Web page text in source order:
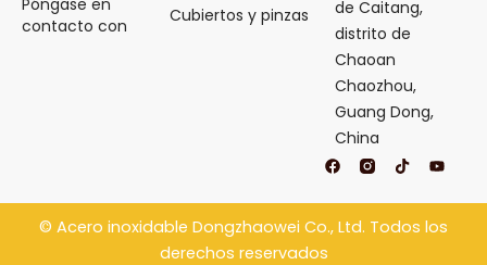
Póngase en
contacto con
Cubiertos y pinzas
de Caitang,
distrito de
Chaoan
Chaozhou,
Guang Dong,
China
F
a
e
b
o
T
i
t
o
k
Y
o
t
u
b
© Acero inoxidable Dongzhaowei Co., Ltd. Todos los
derechos reservados